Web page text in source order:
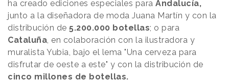
ha creado ediciones especiales para Andalucía,
junto a la diseñadora de moda Juana Martín y con la
distribución de 5.200.000 botellas; o para
Cataluña, en colaboración con la ilustradora y
muralista Yubia, bajo el lema "Una cerveza para
disfrutar de oeste a este" y con la distribución de
cinco millones de botellas.